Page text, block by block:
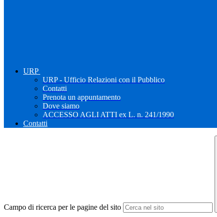
URP
URP - Ufficio Relazioni con il Pubblico
Contatti
Prenota un appuntamento
Dove siamo
ACCESSO AGLI ATTI ex L. n. 241/1990
Contatti
Campo di ricerca per le pagine del sito